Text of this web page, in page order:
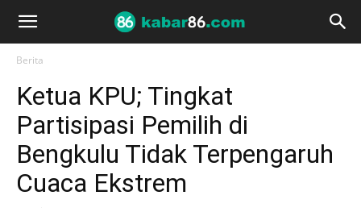
Berita
Ketua KPU; Tingkat
Partisipasi Pemilih di
Bengkulu Tidak Terpengaruh
Cuaca Ekstrem